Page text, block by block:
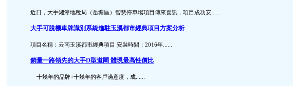
近日，大手湘潭地稅局（岳塘區）智慧停車場項目傳來喜訊，項目成功安......
大手可脫機車牌識別系統進駐玉溪都市經典項目方案分析
項目名稱：云南玉溪都市經典項目 安裝時間：2016年......
銷量一路領先的大手D型道閘 體現最高性價比
十幾年的品牌+十幾年的客戶滿意度，成......